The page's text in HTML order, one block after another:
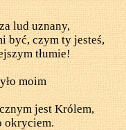
lud uznany,
być, czym ty jesteś,
tłumie!
moim
jest Królem,
okryciem.